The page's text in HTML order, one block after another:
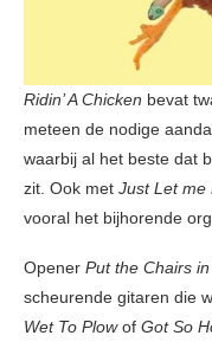
Ridin’ A Chicken bevat
meteen de nodige
waarbij al het beste dat
zit. Ook met Just Let me
vooral het bijhorende
Opener Put the Chairs
scheurende gitaren die
Wet To Plowof Got So